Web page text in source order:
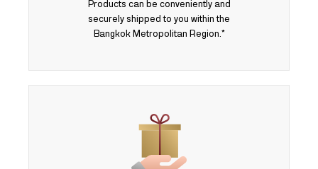
Products can be conveniently and
securely shipped to you within the
Bangkok Metropolitan Region.*